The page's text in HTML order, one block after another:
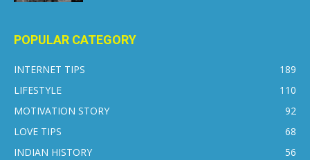
POPULAR CATEGORY
INTERNET TIPS
189
LIFESTYLE
110
MOTIVATION STORY
92
LOVE TIPS
68
INDIAN HISTORY
56